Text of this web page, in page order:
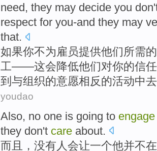
need, they may decide you
respect for you-and they may
that.
如果你不为雇员提供他们所需的
工——这会降低他们对你的信任
到与组织的意愿相反的活动中
youdao
Also, no one is going to engage
they don't care about.
而且
， 没有 人 会让一个他并不